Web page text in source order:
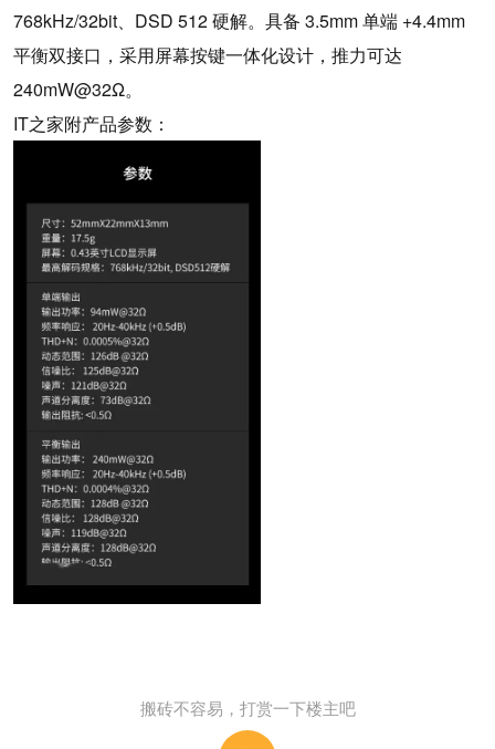
768kHz/32bit、DSD 512 硬解。具备 3.5mm 单端 +4.4mm
平衡双接口，采用屏幕按键一体化设计，推力可达
240mW@32Ω。
IT之家附产品参数：
搬砖不容易，打赏一下楼主吧